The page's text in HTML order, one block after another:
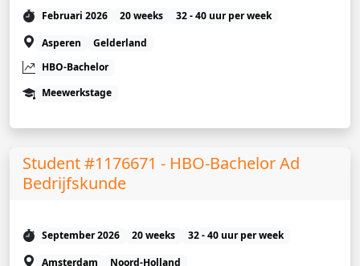
Februari 2026 20 weeks
32 - 40 uur per week
Asperen
Gelderland
HBO-Bachelor
Meewerkstage
Student #1176671 - HBO-Bachelor Ad
Bedrijfskunde
September 2026 20 weeks
32 - 40 uur per week
Amsterdam
Noord-Holland